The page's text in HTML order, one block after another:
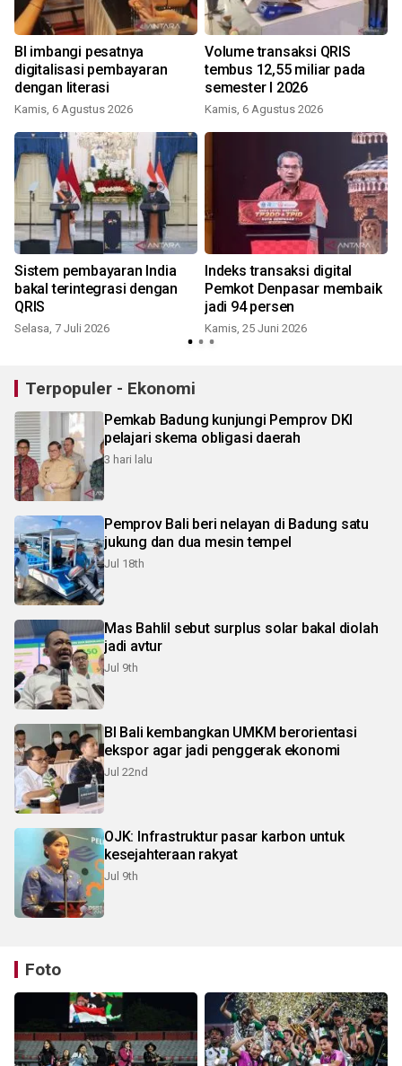
BI imbangi pesatnya
digitalisasi pembayaran
dengan literasi
Kamis, 6 Agustus 2026
Volume transaksi QRIS
tembus 12,55 miliar pada
semester I 2026
Kamis, 6 Agustus 2026
Sistem pembayaran India
bakal terintegrasi dengan
QRIS
Selasa, 7 Juli 2026
Indeks transaksi digital
Pemkot Denpasar membaik
jadi 94 persen
Kamis, 25 Juni 2026
Terpopuler - Ekonomi
Pemkab Badung kunjungi Pemprov DKI
pelajari skema obligasi daerah
3 hari lalu
Pemprov Bali beri nelayan di Badung satu
jukung dan dua mesin tempel
Jul 18th
Mas Bahlil sebut surplus solar bakal diolah
jadi avtur
Jul 9th
BI Bali kembangkan UMKM berorientasi
ekspor agar jadi penggerak ekonomi
Jul 22nd
OJK: Infrastruktur pasar karbon untuk
kesejahteraan rakyat
Jul 9th
Foto